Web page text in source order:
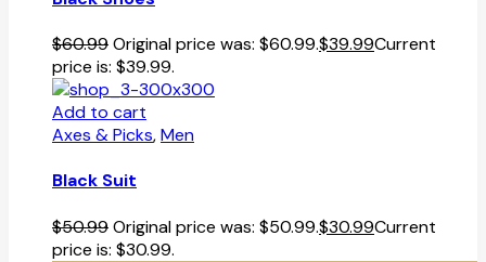
$60.99Original price was: $60.99.$39.99Current
price is: $39.99.
Add to cart
Axes & Picks,Men
Black Suit
$50.99Original price was: $50.99.$30.99Current
price is: $30.99.